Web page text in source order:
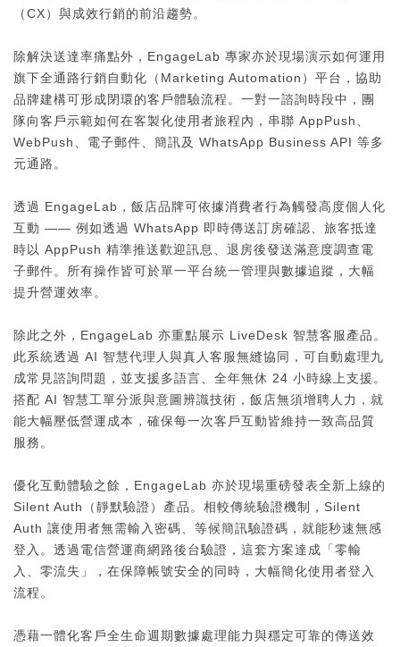
（CX）與成效行銷的前沿趨勢。
除解決送達率痛點外，EngageLab 專家亦於現場演示如何運用
旗下全通路行銷自動化（Marketing Automation）平台，協助
品牌建構可形成閉環的客戶體驗流程。一對一諮詢時段中，團
隊向客戶示範如何在客製化使用者旅程內，串聯 AppPush、
WebPush、電子郵件、簡訊及 WhatsApp Business API 等多
元通路。
透過 EngageLab，飯店品牌可依據消費者行為觸發高度個人化
互動 —— 例如透過 WhatsApp 即時傳送訂房確認、旅客抵達
時以 AppPush 精準推送歡迎訊息、退房後發送滿意度調查電
子郵件。所有操作皆可於單一平台統一管理與數據追蹤，大幅
提升營運效率。
除此之外，EngageLab 亦重點展示 LiveDesk 智慧客服產品。
此系統透過 AI 智慧代理人與真人客服無縫協同，可自動處理九
成常見諮詢問題，並支援多語言、全年無休 24 小時線上支援。
搭配 AI 智慧工單分派與意圖辨識技術，飯店無須增聘人力，就
能大幅壓低營運成本，確保每一次客戶互動皆維持一致高品質
服務。
優化互動體驗之餘，EngageLab 亦於現場重磅發表全新上線的
Silent Auth（靜默驗證）產品。相較傳統驗證機制，Silent
Auth 讓使用者無需輸入密碼、等候簡訊驗證碼，就能秒速無感
登入。透過電信營運商網路後台驗證，這套方案達成「零輸
入、零流失」，在保障帳號安全的同時，大幅簡化使用者登入
流程。
憑藉一體化客戶全生命週期數據處理能力與穩定可靠的傳送效